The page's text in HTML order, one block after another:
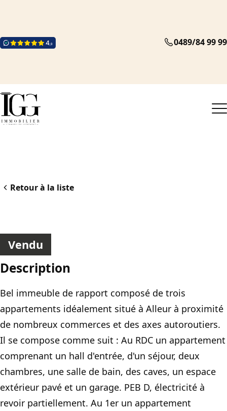
0489/84 99 99
Retour à la liste
Vendu
Description
Bel immeuble de rapport composé de trois
appartements idéalement situé à Alleur à proximité
de nombreux commerces et des axes autoroutiers.
Il se compose comme suit : Au RDC un appartement
comprenant un hall d'entrée, d'un séjour, deux
chambres, une salle de bain, des caves, un espace
extérieur pavé et un garage. PEB D, électricité à
revoir partiellement. Au 1er un appartement